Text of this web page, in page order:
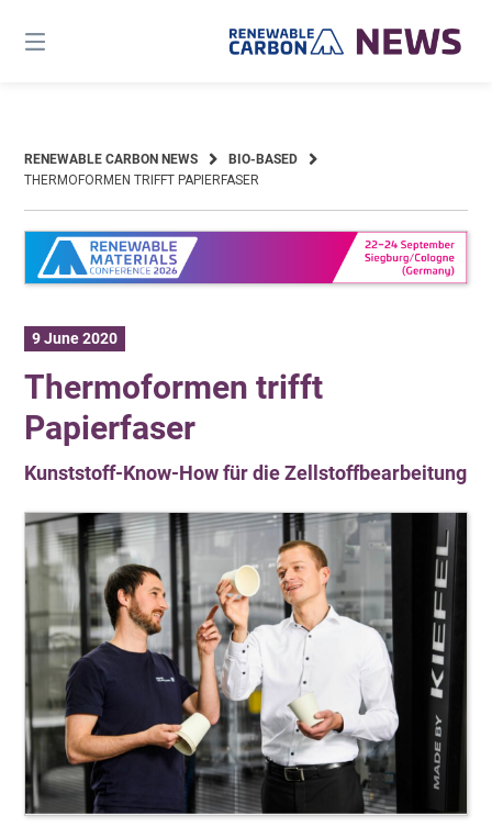
content
RENEWABLE CARBON NEWS
BIO-BASED
THERMOFORMEN TRIFFT PAPIERFASER
9 June 2020
Thermoformen trifft
Papierfaser
Kunststoff-Know-How für die Zellstoffbearbeitung